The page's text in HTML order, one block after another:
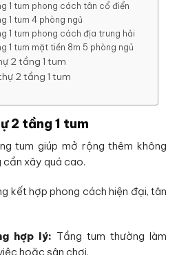
1 tum phong cách tân cổ điển
1 tum 4 phòng ngủ
1 tum phong cách địa trung hải
1 tum mặt tiền 8m 5 phòng ngủ
2 tầng 1 tum
2 tầng 1 tum
2 tầng 1 tum
tum giúp mở rộng thêm không
cần xây quá cao.
kết hợp phong cách hiện đại, tân
hợp lý: Tầng tum thường làm
hoặc sân chơi.